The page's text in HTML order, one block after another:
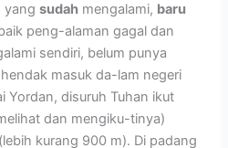
yangsudah mengalami, baru
peng-alaman gagal dan
sendiri, belum punya
masuk da-lam negeri
Yordan, disuruh Tuhan ikut
dan mengiku-tinya)
kurang 900 m). Di padang